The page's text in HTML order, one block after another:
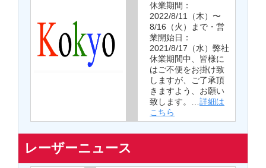
休業期間：
2022/8/11（木）〜
8/16（火）まで・営
業開始日：
2021/8/17（水）弊社
休業期間中、皆様に
はご不便をお掛け致
しますが、ご了承頂
きますよう、お願い
致します。… 詳細は
こちら
レーザーニュース